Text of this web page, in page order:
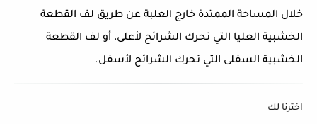
خلال المساحة الممتدة خارج العلبة عن طريق لف القطعة
الخشبية العليا التي تحرك الشرائح لأعلى، أو لف القطعة
الخشبية السفلى التي تحرك الشرائح لأسفل.
اخترنا لك